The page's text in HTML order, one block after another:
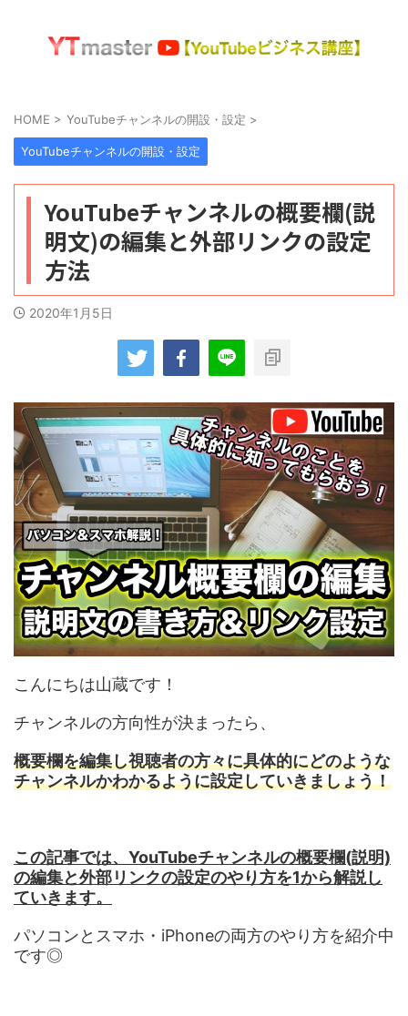
HOME > YouTubeチャンネルの開設・設定 >
YouTubeチャンネルの開設・設定
YouTubeチャンネルの概要欄(説
明文)の編集と外部リンクの設定
方法
2020年1月5日
こんにちは山蔵です！
チャンネルの方向性が決まったら、
概要欄を編集し視聴者の方々に具体的にどのような
チャンネルかわかるように設定していきましょう！
この記事では、YouTubeチャンネルの概要欄(説明)
の編集と外部リンクの設定のやり方を1から解説し
ていきます。
パソコンとスマホ・iPhoneの両方のやり方を紹介中
です◎